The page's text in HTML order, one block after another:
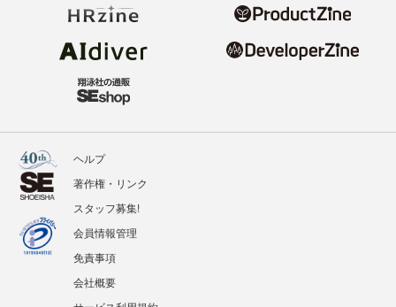
ヘルプ
著作権・リンク
スタッフ募集!
会員情報管理
免責事項
会社概要